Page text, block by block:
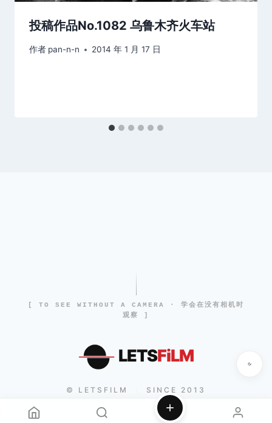
投稿作品No.1082 乌鲁木齐火车站
作者 pan-n-n 2014 年 1 月 17 日
[ TO SEE WITHOUT A CAMERA · 学会在没有相机时
观察 ]
LETSFiLM
© LETSFILM SINCE 2013